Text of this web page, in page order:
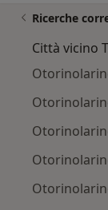
Ricerche
Città vicino